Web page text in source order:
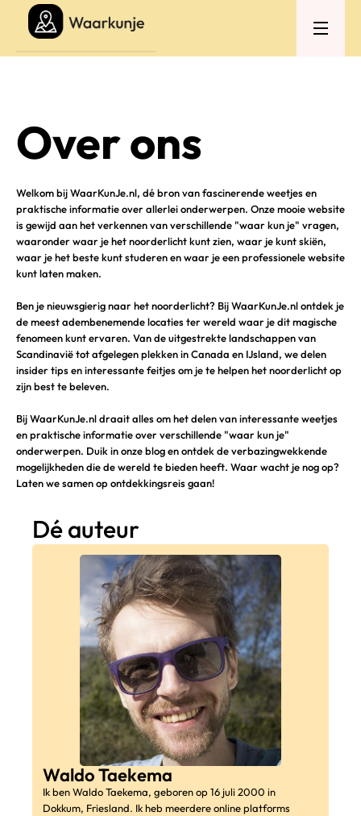
Over ons
Welkom bij WaarKunJe.nl, dé bron van fascinerende weetjes en
praktische informatie over allerlei onderwerpen. Onze mooie website
is gewijd aan het verkennen van verschillende "waar kun je" vragen,
waaronder waar je het noorderlicht kunt zien, waar je kunt skiën,
waar je het beste kunt studeren en waar je een professionele website
kunt laten maken.
Ben je nieuwsgierig naar het noorderlicht? Bij WaarKunJe.nl ontdek je
de meest adembenemende locaties ter wereld waar je dit magische
fenomeen kunt ervaren. Van de uitgestrekte landschappen van
Scandinavië tot afgelegen plekken in Canada en IJsland, we delen
insider tips en interessante feitjes om je te helpen het noorderlicht op
zijn best te beleven.
Bij WaarKunJe.nl draait alles om het delen van interessante weetjes
en praktische informatie over verschillende "waar kun je"
onderwerpen. Duik in onze blog en ontdek de verbazingwekkende
mogelijkheden die de wereld te bieden heeft. Waar wacht je nog op?
Laten we samen op ontdekkingsreis gaan!
Dé auteur
Waldo Taekema
Ik ben Waldo Taekema, geboren op 16 juli 2000 in
Dokkum, Friesland. Ik heb meerdere online platforms